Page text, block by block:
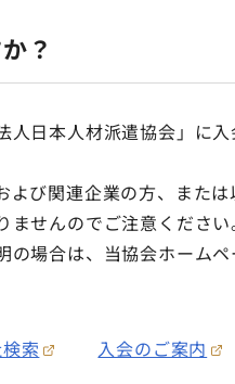
？
人日本人材派遣協会」に
よび関連企業の方、また
せんのでご注意ください
の場合は、当協会ホーム
索 入会のご案内